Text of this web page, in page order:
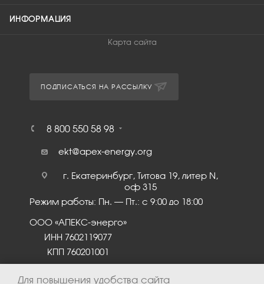
ИНФОРМАЦИЯ
Карта сайта
ПОДПИСАТЬСЯ НА РАССЫЛКУ
8 800 550 58 98
ekt@apex-energy.org
г. Екатеринбург, Титова 19, литер N,
оф 315
Режим работы: Пн. – Пт.: с 9:00 до 18:00
ООО «АПЕКС-энерго»
ИНН 7602119077
КПП 760201001
Для повышения удобства сайта